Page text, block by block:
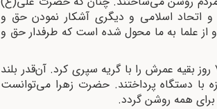
اتحاد اسلامی و دیگری آشکار نمودن حق و
علما به ما محول شده است که طرفدار حق و
حضرت زهرا(س) بعد از آن که در به پهلوی مبارکش زدند 75 روز بقیه عمرش را با گریه سپری کرد. آن‌قدر بلند
با دستگاه پرداختند. حضرت زهرا می‌توانست
همه روشن گردد.